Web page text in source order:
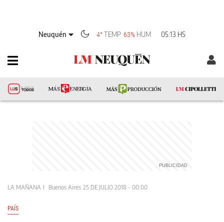
Neuquén 4° TEMP 63% HUM 05:13 HS
LA MAÑANA Buenos Aires 25 DE JULIO 2018 - 00:00
PAÍS